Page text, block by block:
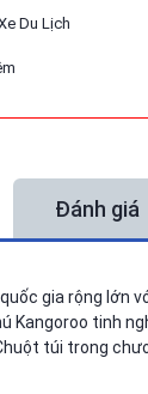
Du Lịch
Đánh giá
gia rộng lớn
Kangoroo tinh
túi trong